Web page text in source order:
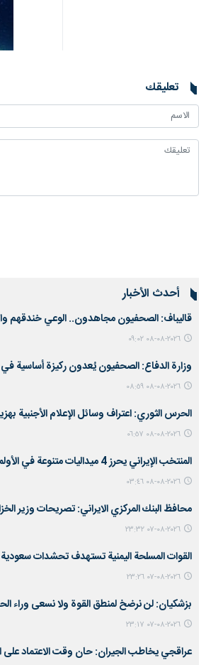
تعليقك
أحدث الأخبار
قاليباف: الصحفيون مجاهدون.. الوعي خندقهم
٢٠٢٦-٠٨-٠٨ ٠٩:٠٢
وزارة الدفاع: الصحفيون يُعدون ركيزة أساسية
٢٠٢٦-٠٨-٠٨ ٠٨:٥٩
الحرس الثوري: اعتراف وسائل الإعلام الأجنبية
٢٠٢٦-٠٨-٠٨ ٠٦:٥٧
المنتخب الإيراني يحرز 4 ميداليات متنوعة في الأولمبياد العالمي للذكاء الاصطناعي
٢٠٢٦-٠٨-٠٨ ٠٣:٤٦
محافظ البنك المركزي الايراني: تصريحات وزير
٢٠٢٦-٠٨-٠٧ ٢٣:٣٢
القوات المسلحة اليمنية تستهدف تحشدات
٢٠٢٦-٠٨-٠٧ ٢٣:٢٦
بزشكيان: لن نرضخ لمنطق القوة ولا نسعى وراء
٢٠٢٦-٠٨-٠٧ ٢٣:١٧
عراقجي يخاطب الجيران: حان وقت الاعتماد على